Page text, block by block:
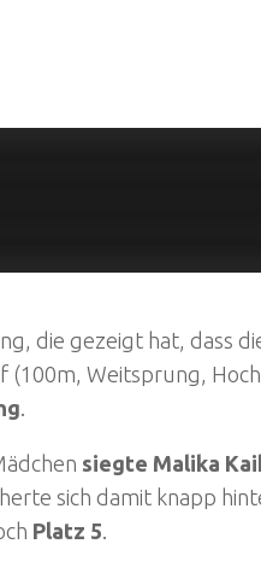
die gezeigt hat, dass
(100m, Weitsprung,
.
siegte Malika
sich damit knapp
Platz 5.